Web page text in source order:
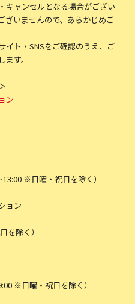
キャンセルとなる場合がござい
ざいませんので、あらかじめご
イト・SNSをご確認のうえ、ご
す。
ン
13:00 ※日曜・祝日を除く）
ョン
を除く）
※日曜・祝日を除く）